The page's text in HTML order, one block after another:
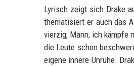
Lyrisch zeigt sich Drake
thematisiert er auch das
vierzig, Mann, ich kämpfe
die Leute schon
eigene innere Unruhe.